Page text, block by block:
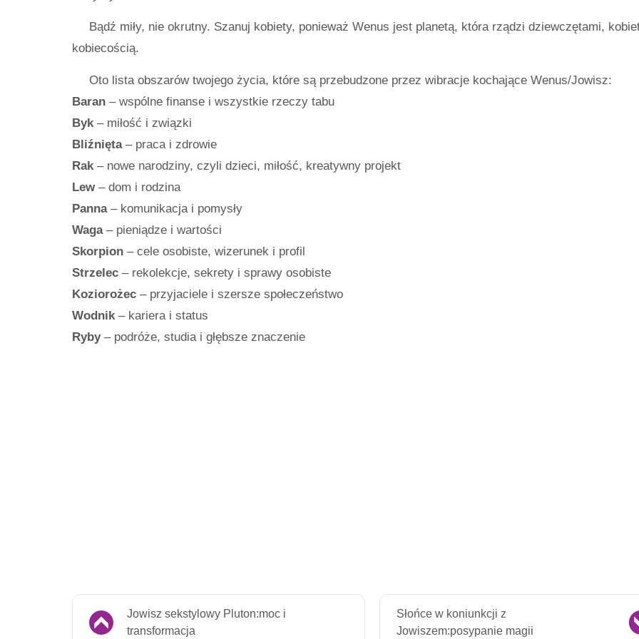
Bądź miły, nie okrutny. Szanuj kobiety, ponieważ Wenus jest planetą, która rządzi dziewczętami,
kobiecością.
Oto lista obszarów twojego życia, które są przebudzone przez wibracje kochające Wenus/Jowisz:
Baran– wspólne finanse i wszystkie rzeczy tabu
Byk– miłość i związki
Bliźnięta– praca i zdrowie
Rak– nowe narodziny, czyli dzieci, miłość, kreatywny projekt
Lew– dom i rodzina
Panna– komunikacja i pomysły
Waga– pieniądze i wartości
Skorpion– cele osobiste, wizerunek i profil
Strzelec– rekolekcje, sekrety i sprawy osobiste
Koziorożec– przyjaciele i szersze społeczeństwo
Wodnik– kariera i status
Ryby– podróże, studia i głębsze znaczenie
Jowisz sekstylowy Pluton:moc i
transformacja
Słońce w koniunkcji z
Jowiszem:posypanie magii